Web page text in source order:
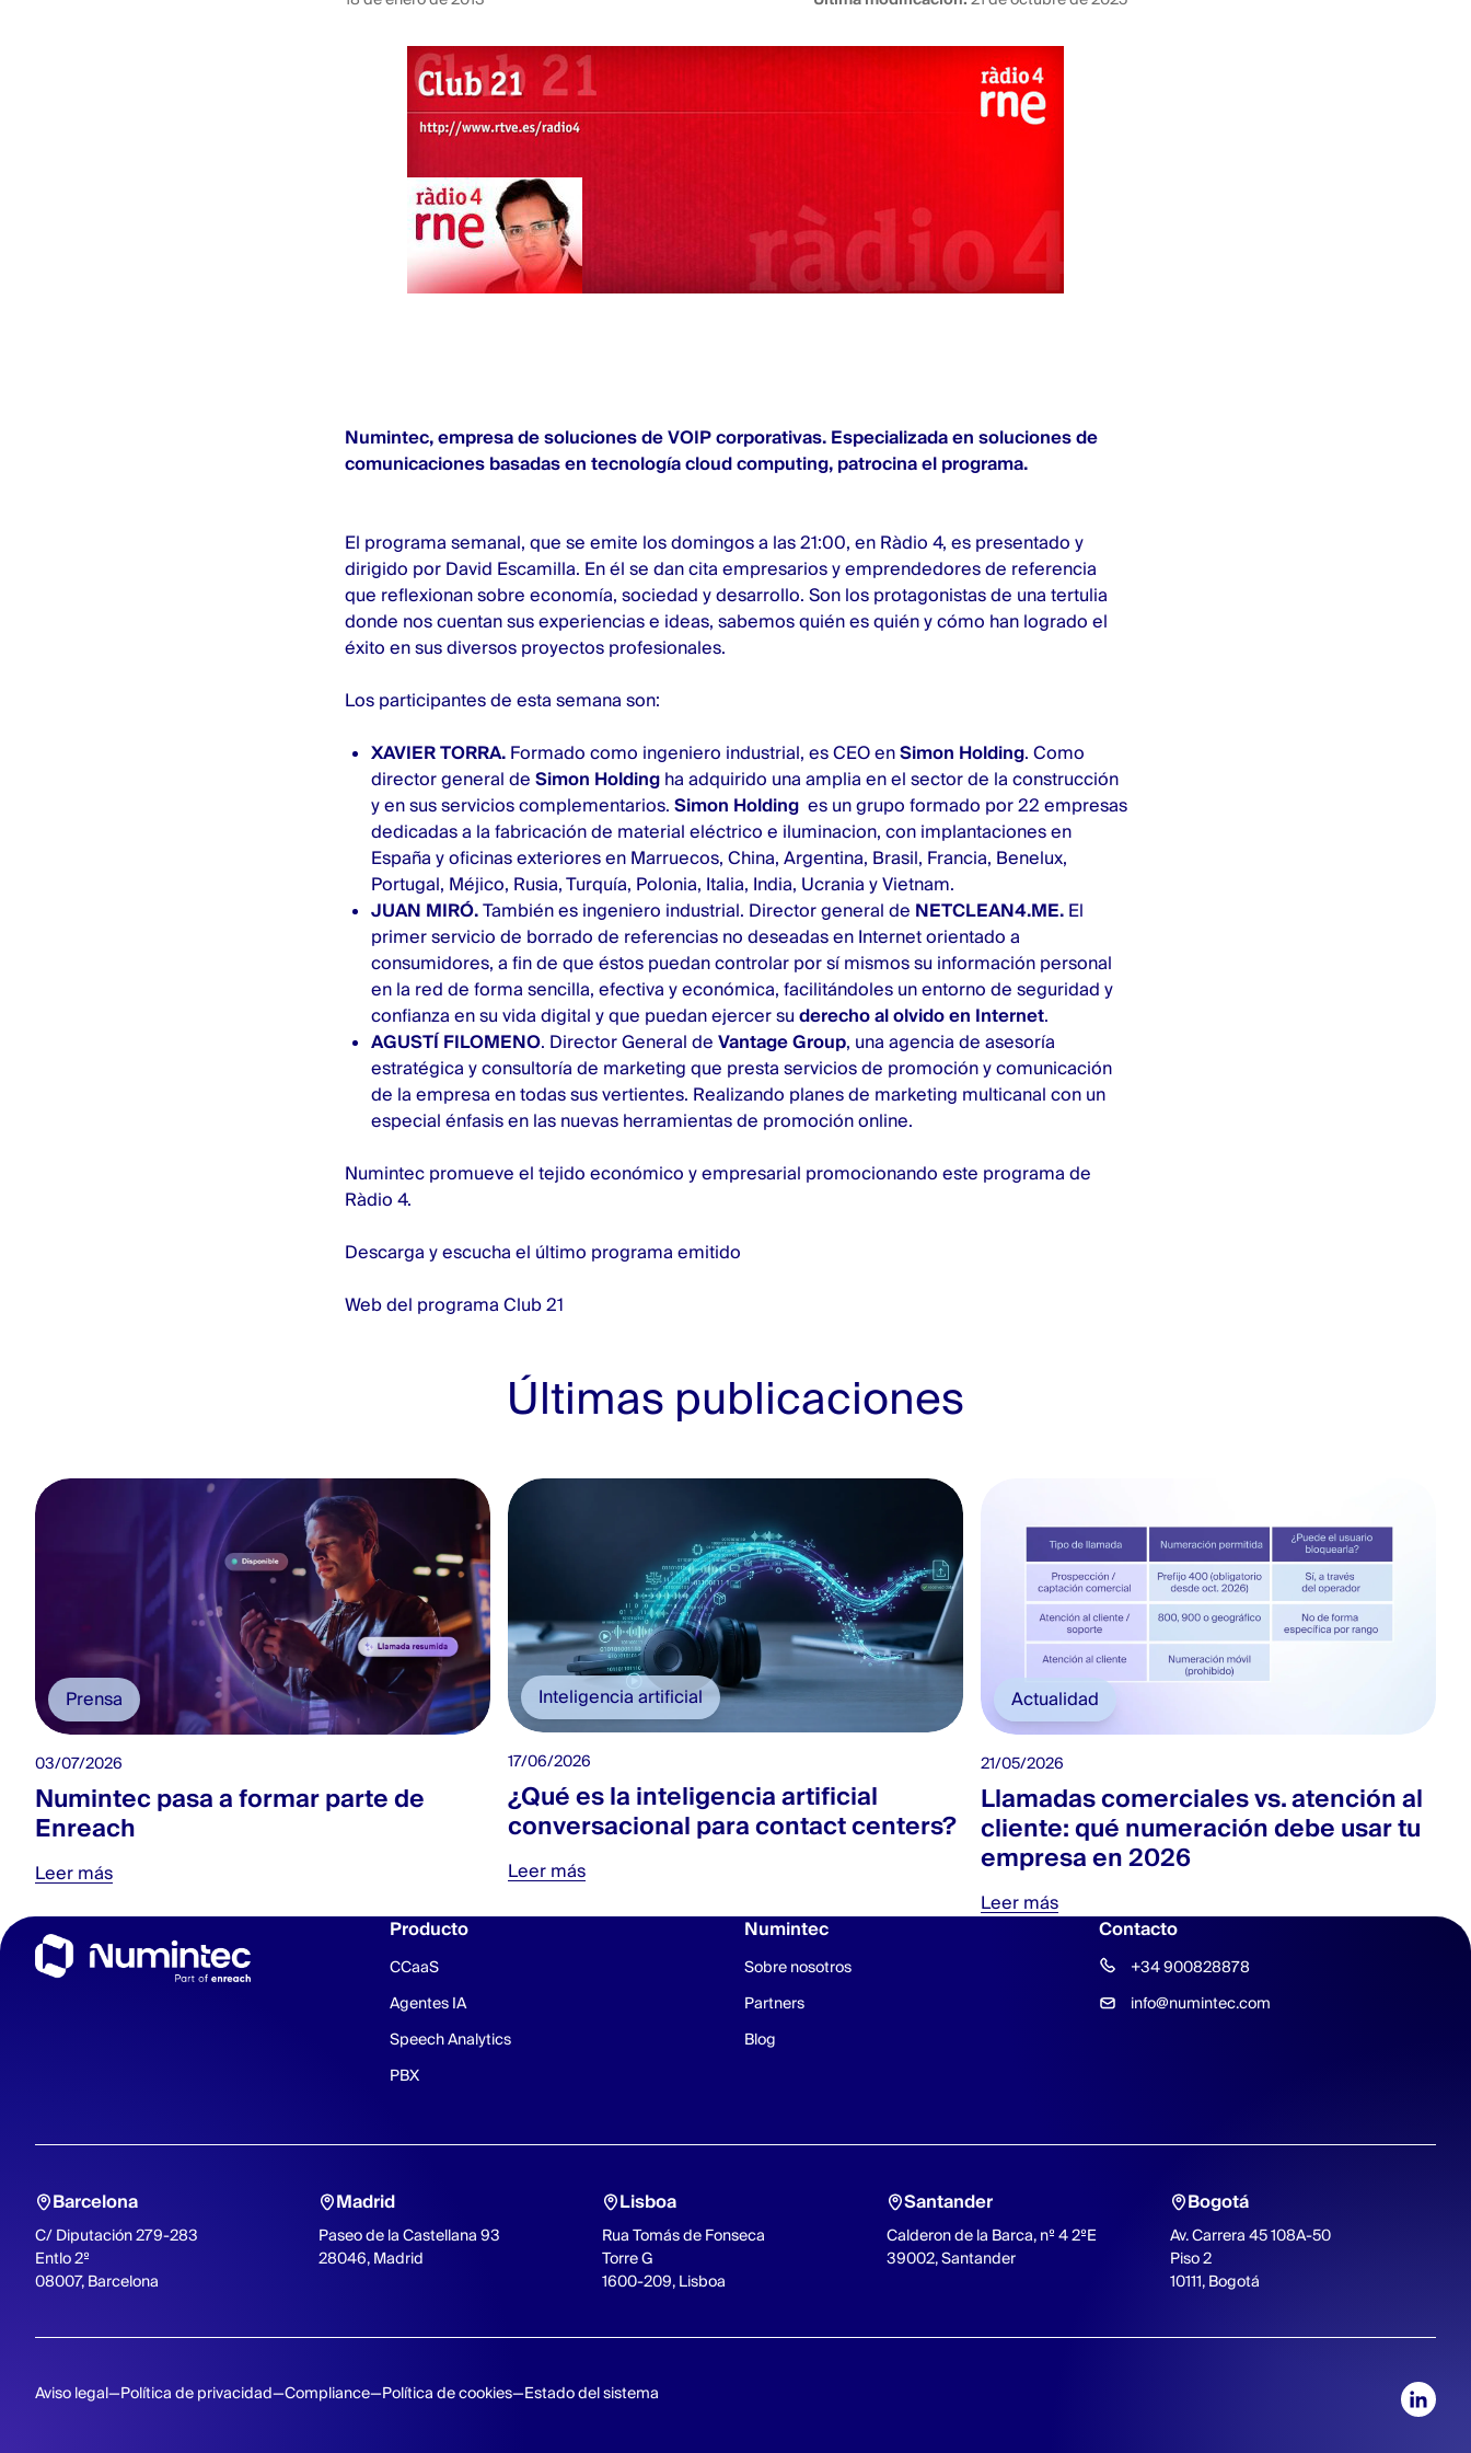
Numintec, empresa de soluciones de VOIP corporativas. Especializada en soluciones de
comunicaciones basadas en tecnología cloud computing, patrocina el programa.
El programa semanal, que se emite los domingos a las 21:00, en Ràdio 4, es presentado y
dirigido por David Escamilla. En él se dan cita empresarios y emprendedores de referencia
que reflexionan sobre economía, sociedad y desarrollo. Son los protagonistas de una tertulia
donde nos cuentan sus experiencias e ideas, sabemos quién es quién y cómo han logrado el
éxito en sus diversos proyectos profesionales.
Los participantes de esta semana son:
XAVIER TORRA.Formado como ingeniero industrial, es CEO enSimon Holding. Como
director general de Simon Holdingha adquirido una amplia en el sector de la construcción
y en sus servicios complementarios. Simon Holding es un grupo formado por 22 empresas
dedicadas a la fabricación de material eléctrico e iluminacion, con implantaciones en
España y oficinas exteriores en Marruecos, China, Argentina, Brasil, Francia, Benelux,
Portugal, Méjico, Rusia, Turquía, Polonia, Italia, India, Ucrania y Vietnam.
JUAN MIRÓ.También es ingeniero industrial. Director general de NETCLEAN4.ME.El
primer servicio de borrado de referencias no deseadas en Internet orientado a
consumidores, a fin de que éstos puedan controlar por sí mismos su información personal
en la red de forma sencilla, efectiva y económica, facilitándoles un entorno de seguridad y
confianza en su vida digital y que puedan ejercer su derecho al olvido en Internet.
AGUSTÍ FILOMENO. Director General de Vantage Group, una agencia de asesoría
estratégica y consultoría de marketing que presta servicios de promoción y comunicación
de la empresa en todas sus vertientes. Realizando planes de marketing multicanal con un
especial énfasis en las nuevas herramientas de promoción online.
Numintecpromueve el tejido económico y empresarial promocionando este programa de
Ràdio 4.
Descarga y escucha el último programa emitido
Web del programa Club 21
Últimas publicaciones
Prensa
03/07/2026
Numintec pasa a formar parte de
Enreach
Leer más
Inteligencia artificial
17/06/2026
¿Qué es la inteligencia artificial
conversacional para contact centers?
Leer más
Actualidad
21/05/2026
Llamadas comerciales vs. atención al
cliente: qué numeración debe usar tu
empresa en 2026
Leer más
Producto
CCaaS
Agentes IA
Speech Analytics
PBX
Numintec
Sobre nosotros
Partners
Blog
Contacto
+34 900828878
info@numintec.com
Barcelona
C/ Diputación 279-283
Entlo 2º
08007, Barcelona
Madrid
Paseo de la Castellana 93
28046, Madrid
Lisboa
Rua Tomás de Fonseca
Torre G
1600-209, Lisboa
Santander
Calderon de la Barca, nº 4 2ºE
39002, Santander
Bogotá
Av. Carrera 45 108A-50
Piso 2
10111, Bogotá
Aviso legal Política de privacidad Compliance Política de cookies Estado del sistema